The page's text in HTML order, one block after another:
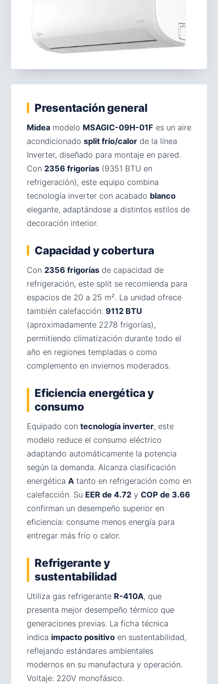
Presentación general
Midea modelo MSAGIC-09H-01F es un aire
acondicionado split frío/calor de la línea
Inverter, diseñado para montaje en pared.
Con 2356 frigorías (9351 BTU en
refrigeración), este equipo combina
tecnología inverter con acabado blanco
elegante, adaptándose a distintos estilos de
decoración interior.
Capacidad y cobertura
Con 2356 frigorías de capacidad de
refrigeración, este split se recomienda para
espacios de 20 a 25 m². La unidad ofrece
también calefacción: 9112 BTU
(aproximadamente 2278 frigorías),
permitiendo climatización durante todo el
año en regiones templadas o como
complemento en inviernos moderados.
Eficiencia energética y
consumo
Equipado con tecnología inverter, este
modelo reduce el consumo eléctrico
adaptando automáticamente la potencia
según la demanda. Alcanza clasificación
energética A tanto en refrigeración como en
calefacción. Su EER de 4.72 y COP de 3.66
confirman un desempeño superior en
eficiencia: consume menos energía para
entregar más frío o calor.
Refrigerante y
sustentabilidad
Utiliza gas refrigerante R-410A, que
presenta mejor desempeño térmico que
generaciones previas. La ficha técnica
indica impacto positivo en sustentabilidad,
reflejando estándares ambientales
modernos en su manufactura y operación.
Voltaje: 220V monofásico.